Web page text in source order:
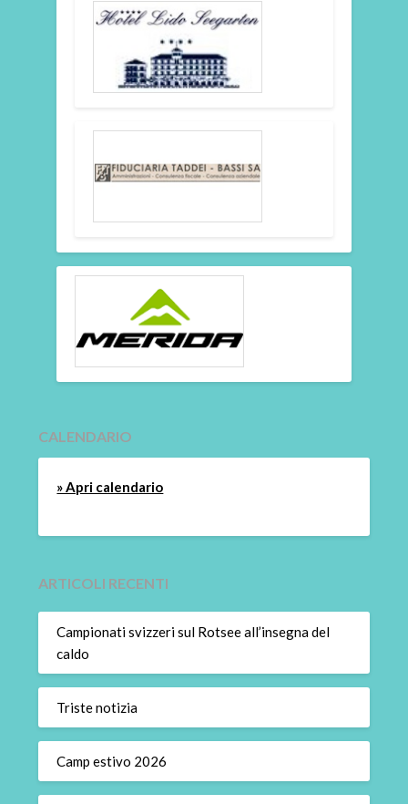
CALENDARIO
» Apri calendario
ARTICOLI RECENTI
Campionati svizzeri sul Rotsee all’insegna del
caldo
Triste notizia
Camp estivo 2026